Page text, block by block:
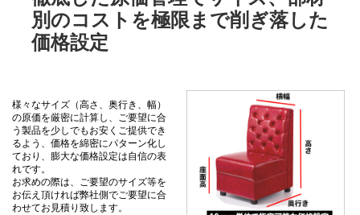
別のコストを極限まで削ぎ落した
価格設定
様々なサイズ（高さ、奥行き、幅）
の原価を厳密に計算し、ご要望に合
う製品を少しでもお安くご提供でき
るよう、価格を綿密にパターン化し
ており、膨大な価格設定は自信の表
れです。
お求めの際は、ご要望のサイズ等を
お伝え頂ければ弊社側でご要望に合
わせてお見積り致します。